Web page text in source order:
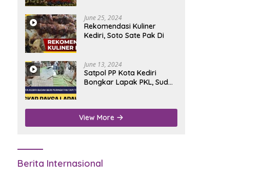
June 25, 2024
Rekomendasi Kuliner
Kediri, Soto Sate Pak Di
June 13, 2024
Satpol PP Kota Kediri
Bongkar Lapak PKL, Sudah
View More
Berita Internasional